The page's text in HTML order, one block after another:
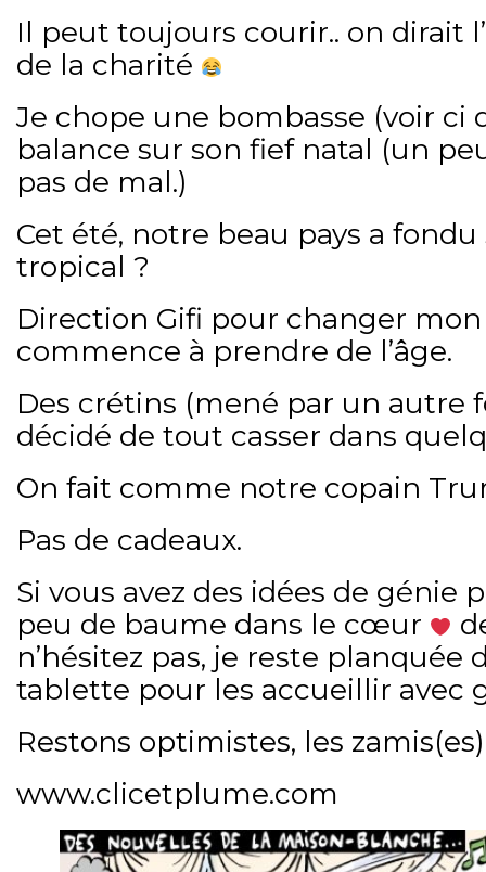
Il peut toujours courir.. on dirait
de la charité
Je chope une bombasse (voir ci
balance sur son fief natal (un
pas de mal.)
Cet été, notre beau pays a
tropical ?
Direction Gifi pour changer
commence à prendre de l’âge.
Des crétins (mené par un autre
décidé de tout casser dans
On fait comme notre copain
Pas de cadeaux.
Si vous avez des idées de
peu de baume dans le cœur
n’hésitez pas, je reste planquée
tablette pour les accueillir avec
Restons optimistes, les zamis(es)
www.clicetplume.com